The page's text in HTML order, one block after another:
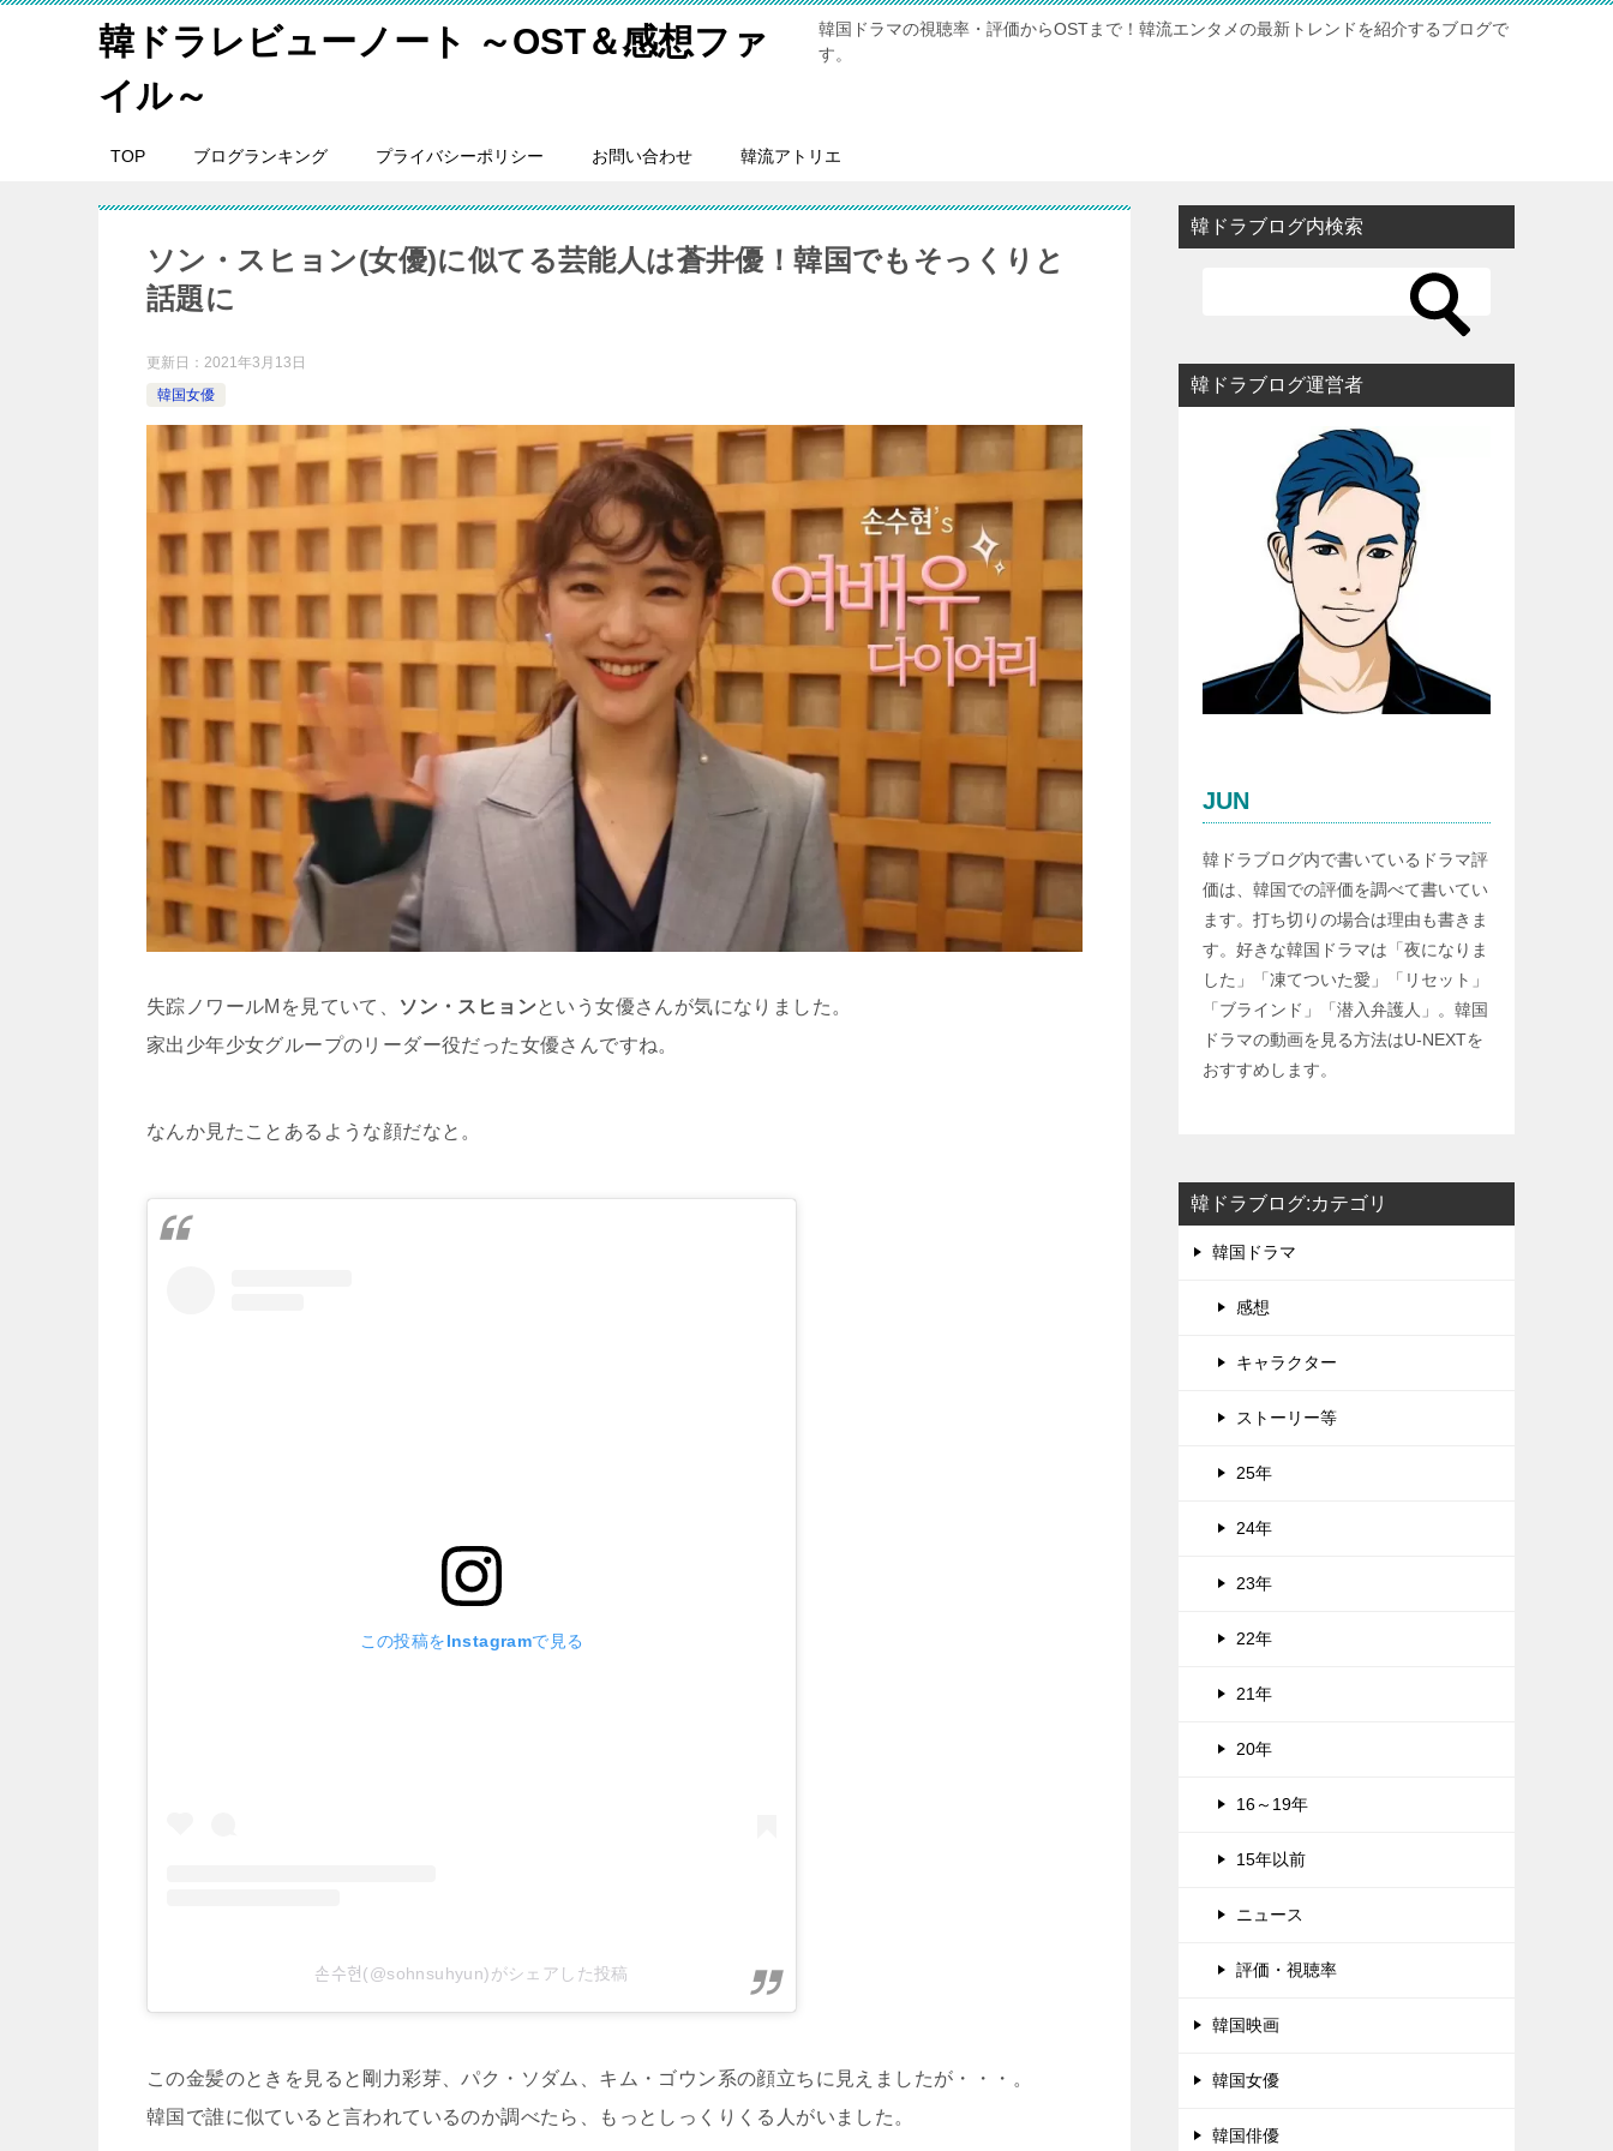
韓ドラレビューノート ～OST＆感想ファ
イル～
韓国ドラマの視聴率・評価からOSTまで！韓流エンタメの最新トレンドを紹介するブログで
す。
TOP ブログランキング プライバシーポリシー お問い合わせ 韓流アトリエ
ソン・スヒョン(女優)に似てる芸能人は蒼井優！韓国でもそっくりと
話題に
更新日： 2021年3月13日
韓国女優
失踪ノワールMを見ていて、 ソン・スヒョンという女優さんが気になりました。
家出少年少女グループのリーダー役だった女優さんですね。
なんか見たことあるような顔だなと。
この投稿をInstagramで見る
손수현(@sohnsuhyun)がシェアした投稿
この金髪のときを見ると剛力彩芽、パク・ソダム、キム・ゴウン系の顔立ちに見えましたが・・・。
韓国で誰に似ていると言われているのか調べたら、もっとしっくりくる人がいました。
韓ドラブログ内検索
韓ドラブログ運営者
JUN
韓ドラブログ内で書いているドラマ評
価は、韓国での評価を調べて書いてい
ます。打ち切りの場合は理由も書きま
す。好きな韓国ドラマは「夜になりま
した」「凍てついた愛」「リセット」
「ブラインド」「潜入弁護人」。韓国
ドラマの動画を見る方法はU-NEXTを
おすすめします。
韓ドラブログ:カテゴリ
韓国ドラマ
感想
キャラクター
ストーリー等
25年
24年
23年
22年
21年
20年
16～19年
15年以前
ニュース
評価・視聴率
韓国映画
韓国女優
韓国俳優